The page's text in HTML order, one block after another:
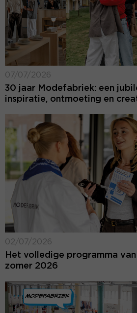
07/07/2026
30 jaar Modefabriek: een
inspiratie, ontmoeting en
02/07/2026
Het volledige programma
zomer 2026